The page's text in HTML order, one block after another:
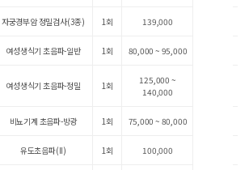
자궁경부암 정밀검사(3종) 1회 139,000
여성생식기 초음파-일반 1회 80,000 ~ 95,000
여성생식기 초음파-정밀 1회
125,000 ~
140,000
비뇨기계 초음파-방광 1회 75,000 ~ 80,000
유도초음파(II) 1회 100,000